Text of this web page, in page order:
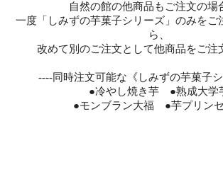
自然の館の他商品もご注文の場
一度「しみずの芋菓子シリーズ」のみをご
ら、
改めて別のご注文として他商品をご注
----同時注文可能な《しみずの芋菓子
●冷やし焼き芋 ●熟成大学
●モンブラン大福 ●芋プリン